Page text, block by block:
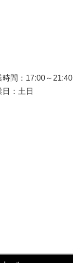
時間：17:00～21:40
日：土日